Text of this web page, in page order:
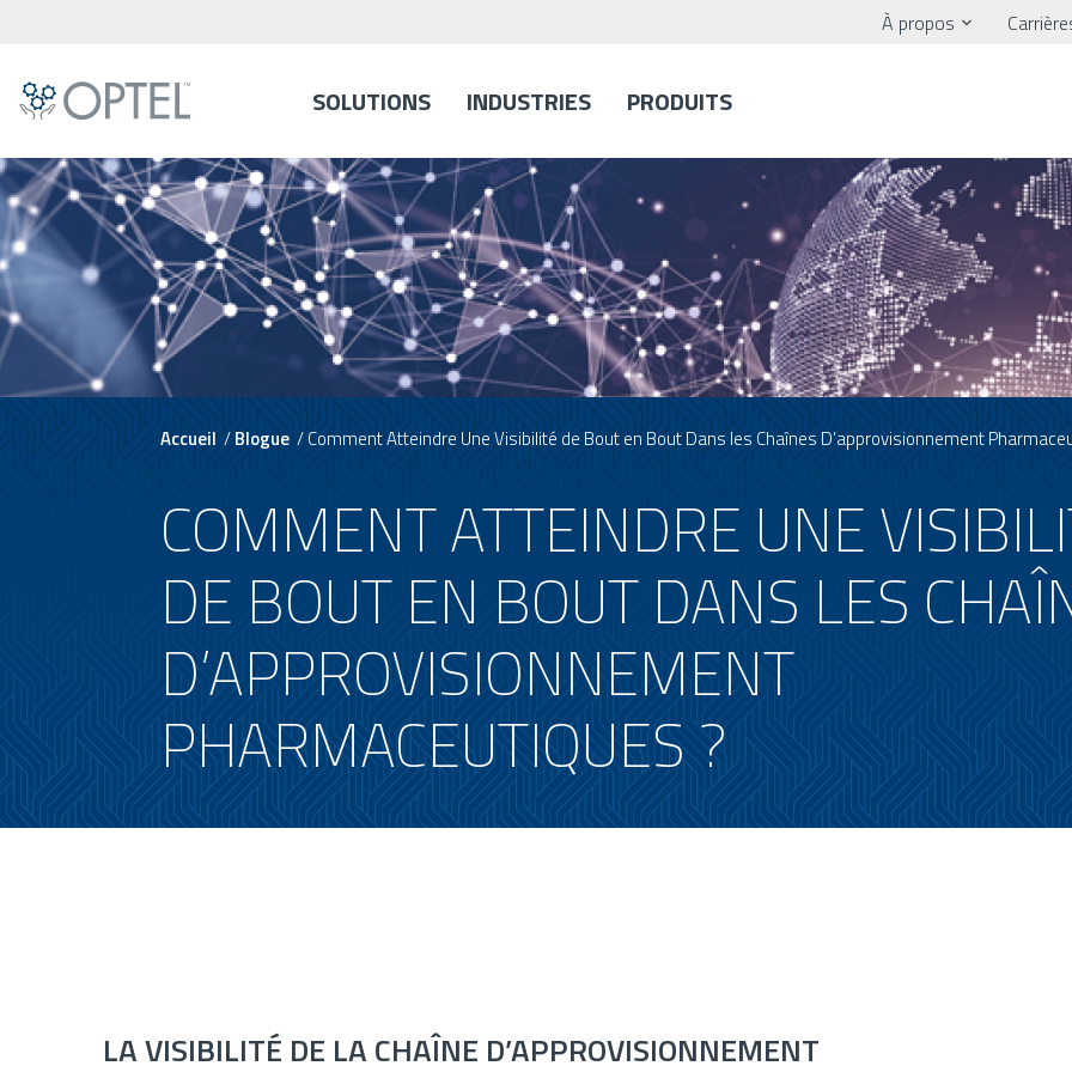
À propos
SOLUTIONS INDUSTRIES PRODUITS
Accueil /Blogue /Comment Atteindre Une Visibilité de Bout en Bout Dans les Chaînes D’approvisionnement
COMMENT ATTEINDRE UNE
DE BOUT EN BOUT DANS LES
D’APPROVISIONNEMENT
PHARMACEUTIQUES ?
LA VISIBILITÉ DE LA CHAÎNE D’APPROVISIONNEMENT